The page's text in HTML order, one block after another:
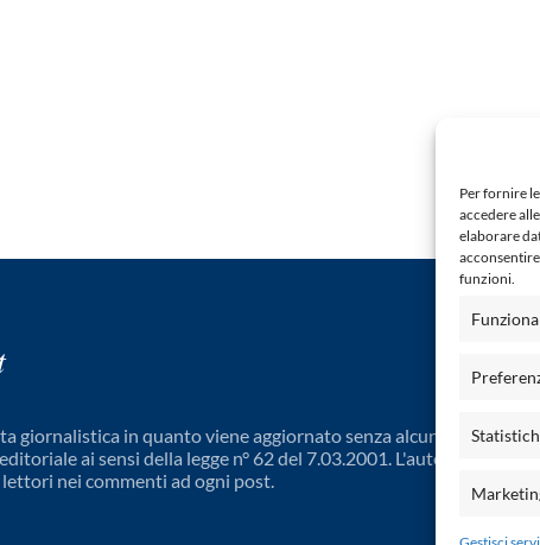
Per fornire
accedere
elaborare
funzioni.
giornalistica in quanto viene aggiornato senza alcuna
ai sensi della legge n° 62 del 7.03.2001. L'autore non è
nei commenti ad ogni post.